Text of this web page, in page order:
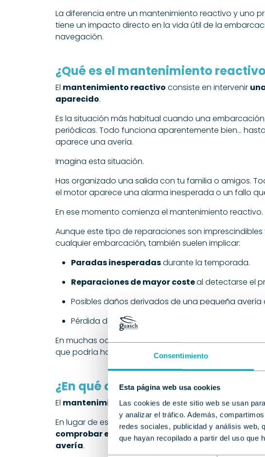
Consentimiento
Esta página web usa cookies
Las cookies de este sitio web se usan
y analizar el tráfico. Además,
redes sociales, publicidad y análisis web,
que hayan recopilado a partir del uso que
La diferencia entre un mantenimiento reactivo y uno
tiene un impacto directo en la vida útil de la
navegación.
¿Qué es el mantenimiento
El mantenimiento reactivo consiste en intervenir
aparecido.
Es la situación más habitual cuando una
periódicas. Todo funciona aparentemente bien...
aparece una avería.
Imagina esta situación.
Has organizado una salida con tu familia o amigos.
el motor aparece una alarma inesperada o un fallo
En ese momento comienza el mantenimiento reactivo.
Aunque este tipo de reparaciones son
cualquier embarcación, también suelen implicar:
Paradas inesperadasdurante la temporada.
Reparaciones de mayor costeal detectarse el
Posibles daños derivados de una pequeña
Pérdida de jornadas de navegación.
En muchas ocasiones, una incidencia importante
que podría haberse detectado meses antes.
¿En qué consiste el mantenimiento
El mantenimiento preventivocambia
En lugar de esperar a que aparezca un problema,se
comprobar el estado general de la embarcación
avería.